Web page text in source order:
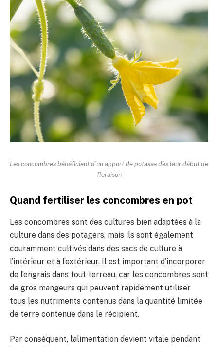
Les concombres bénéficient d’un apport de potasse dès leur début de
floraison
Quand fertiliser les concombres en pot
Les concombres sont des cultures bien adaptées à la
culture dans des potagers, mais ils sont également
couramment cultivés dans des sacs de culture à
l’intérieur et à l’extérieur. Il est important d’incorporer
de l’engrais dans tout terreau, car les concombres sont
de gros mangeurs qui peuvent rapidement utiliser
tous les nutriments contenus dans la quantité limitée
de terre contenue dans le récipient.
Par conséquent, l’alimentation devient vitale pendant